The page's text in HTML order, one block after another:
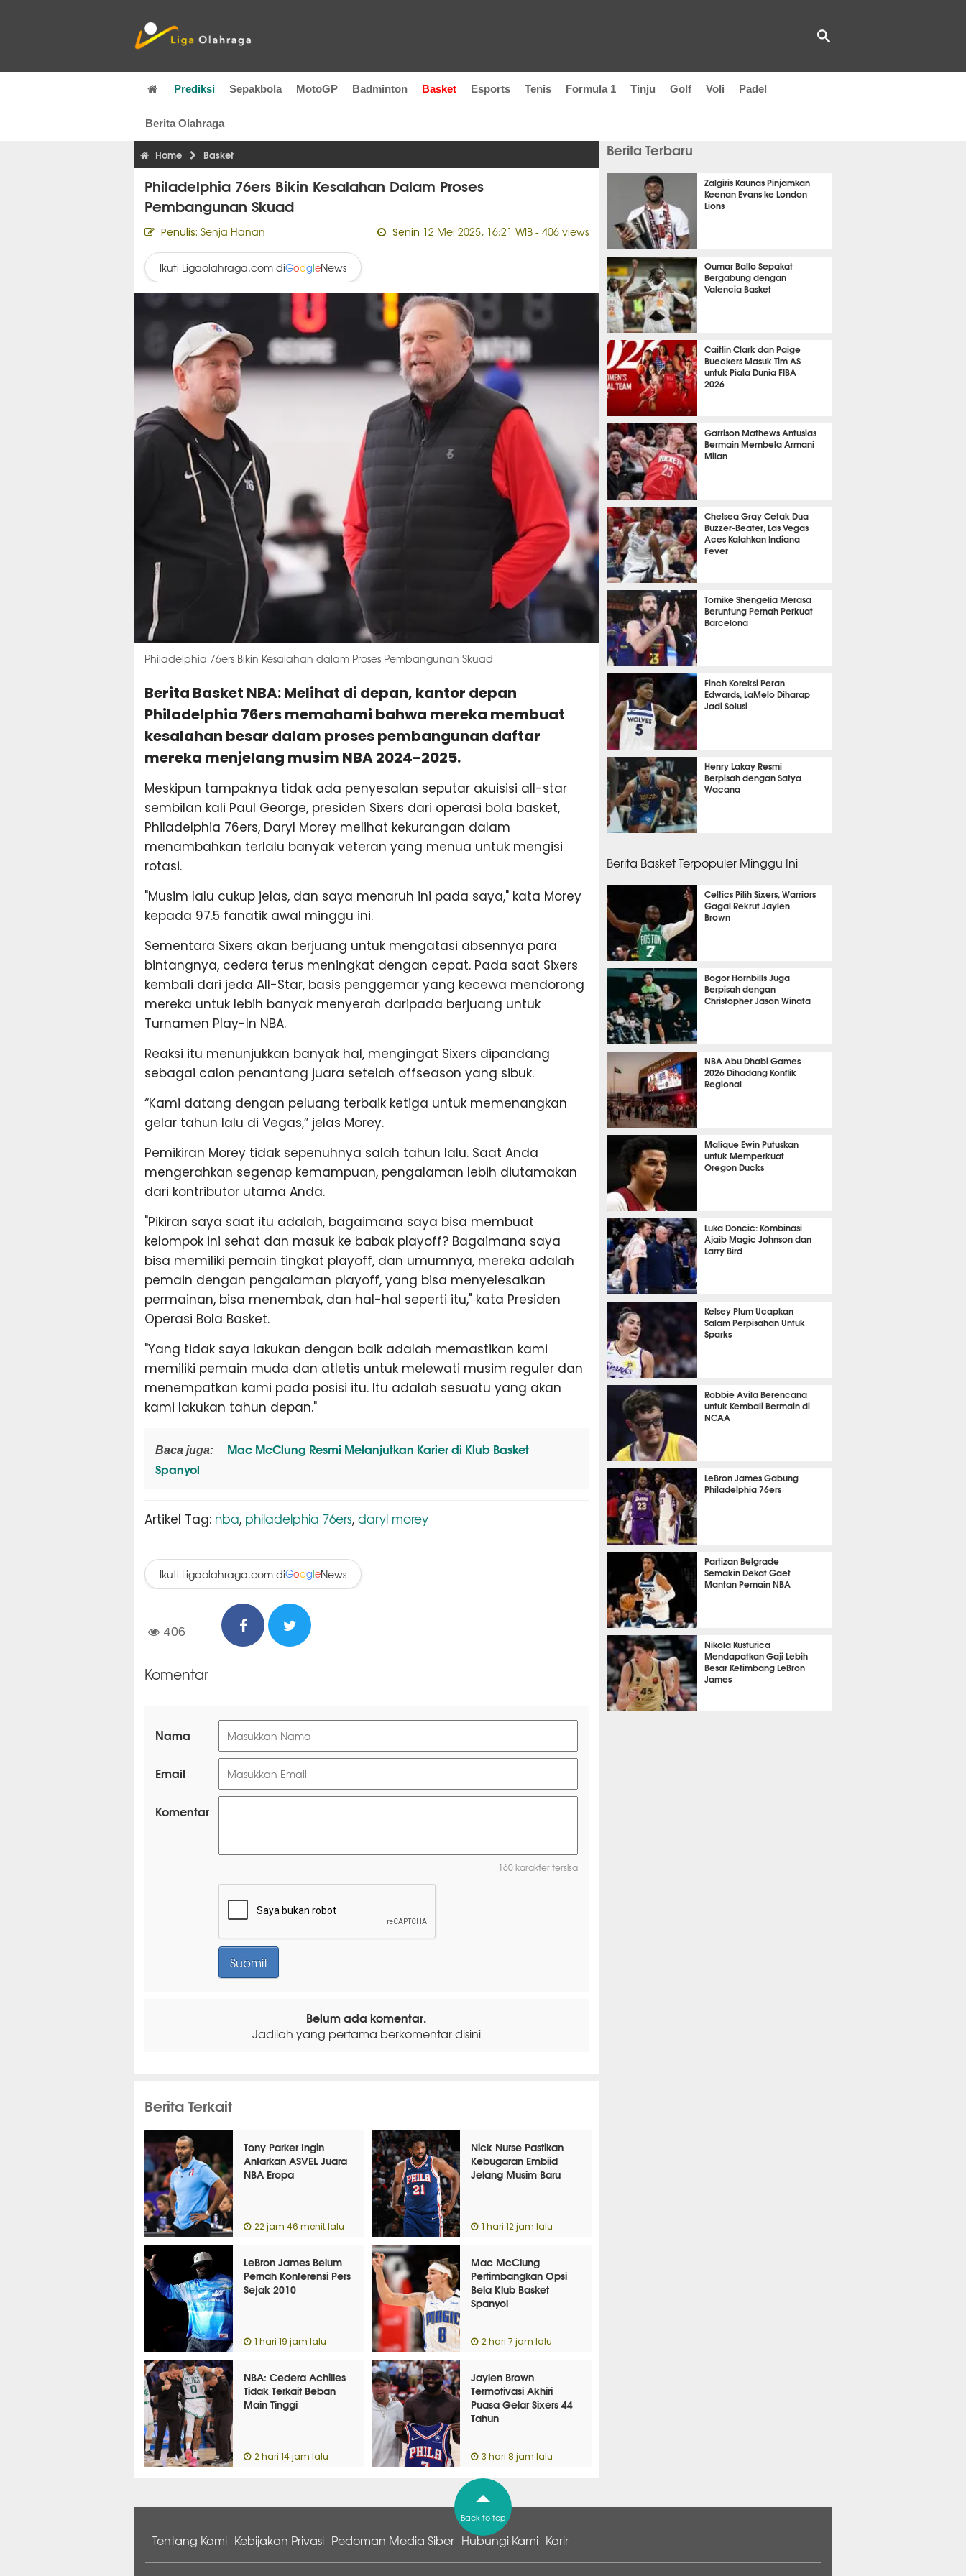
Prediksi Sepakbola MotoGP Badminton Basket Esports Tenis Formula 1 Tinju Golf Voli Padel
Berita Olahraga
Home Basket
Philadelphia 76ers Bikin Kesalahan Dalam Proses
Pembangunan Skuad
Penulis: Senja Hanan Senin 12 Mei 2025, 16:21 WIB- 406 views
Ikuti Ligaolahraga.com diGoogleNews
Philadelphia 76ers Bikin Kesalahan dalam Proses Pembangunan Skuad
Berita Basket NBA: Melihat di depan, kantor depan
Philadelphia 76ers memahami bahwa mereka membuat
kesalahan besar dalam proses pembangunan daftar
mereka menjelang musim NBA 2024-2025.
Meskipun tampaknya tidak ada penyesalan seputar akuisisi all-star
sembilan kali Paul George, presiden Sixers dari operasi bola basket,
Philadelphia 76ers, Daryl Morey melihat kekurangan dalam
menambahkan terlalu banyak veteran yang menua untuk mengisi
rotasi.
"Musim lalu cukup jelas, dan saya menaruh ini pada saya," kata Morey
kepada 97.5 fanatik awal minggu ini.
Sementara Sixers akan berjuang untuk mengatasi absennya para
bintangnya, cedera terus meningkat dengan cepat. Pada saat Sixers
kembali dari jeda All-Star, basis penggemar yang kecewa mendorong
mereka untuk lebih banyak menyerah daripada berjuang untuk
Turnamen Play-In NBA.
Reaksi itu menunjukkan banyak hal, mengingat Sixers dipandang
sebagai calon penantang juara setelah offseason yang sibuk.
“Kami datang dengan peluang terbaik ketiga untuk memenangkan
gelar tahun lalu di Vegas,” jelas Morey.
Pemikiran Morey tidak sepenuhnya salah tahun lalu. Saat Anda
mengerahkan segenap kemampuan, pengalaman lebih diutamakan
dari kontributor utama Anda.
"Pikiran saya saat itu adalah, bagaimana saya bisa membuat
kelompok ini sehat dan masuk ke babak playoff? Bagaimana saya
bisa memiliki pemain tingkat playoff, dan umumnya, mereka adalah
pemain dengan pengalaman playoff, yang bisa menyelesaikan
permainan, bisa menembak, dan hal-hal seperti itu," kata Presiden
Operasi Bola Basket.
"Yang tidak saya lakukan dengan baik adalah memastikan kami
memiliki pemain muda dan atletis untuk melewati musim reguler dan
menempatkan kami pada posisi itu. Itu adalah sesuatu yang akan
kami lakukan tahun depan."
Baca juga:
Mac McClung Resmi Melanjutkan Karier di Klub Basket
Spanyol
Artikel Tag: nba, philadelphia 76ers, daryl morey
Ikuti Ligaolahraga.com diGoogleNews
406
Komentar
Nama
Email
Komentar
160 karakter tersisa
Belum ada komentar.
Jadilah yang pertama berkomentar disini
Berita Terkait
Tony Parker Ingin
Antarkan ASVEL Juara
NBA Eropa
22 jam 46 menit lalu
Nick Nurse Pastikan
Kebugaran Embiid
Jelang Musim Baru
1 hari 12 jam lalu
LeBron James Belum
Pernah Konferensi Pers
Sejak 2010
1 hari 19 jam lalu
Mac McClung
Pertimbangkan Opsi
Bela Klub Basket
Spanyol
2 hari 7 jam lalu
NBA: Cedera Achilles
Tidak Terkait Beban
Main Tinggi
2 hari 14 jam lalu
Jaylen Brown
Termotivasi Akhiri
Puasa Gelar Sixers 44
Tahun
3 hari 8 jam lalu
Berita Terbaru
Zalgiris Kaunas Pinjamkan
Keenan Evans ke London
Lions
7 jam 9 menit lalu
Oumar Ballo Sepakat
Bergabung dengan
Valencia Basket
8 jam 8 menit lalu
Caitlin Clark dan Paige
Bueckers Masuk Tim AS
untuk Piala Dunia FIBA
2026
8 jam 31 menit lalu
Garrison Mathews Antusias
Bermain Membela Armani
Milan
8 jam 44 menit lalu
Chelsea Gray Cetak Dua
Buzzer-Beater, Las Vegas
Aces Kalahkan Indiana
Fever
8 jam 52 menit lalu
Tornike Shengelia Merasa
Beruntung Pernah Perkuat
Barcelona
9 jam 10 menit lalu
Finch Koreksi Peran
Edwards, LaMelo Diharap
Jadi Solusi
13 jam 4 menit lalu
Henry Lakay Resmi
Berpisah dengan Satya
Wacana
Berita Basket Terpopuler Minggu Ini
Celtics Pilih Sixers, Warriors
Gagal Rekrut Jaylen
Brown
BASKET
Bogor Hornbills Juga
Berpisah dengan
Christopher Jason Winata
BASKET
NBA Abu Dhabi Games
2026 Dihadang Konflik
Regional
BASKET
Malique Ewin Putuskan
untuk Memperkuat
Oregon Ducks
BASKET
Luka Doncic: Kombinasi
Ajaib Magic Johnson dan
Larry Bird
BASKET
Kelsey Plum Ucapkan
Salam Perpisahan Untuk
Sparks
BASKET
Robbie Avila Berencana
untuk Kembali Bermain di
NCAA
BASKET
LeBron James Gabung
Philadelphia 76ers
BASKET
Partizan Belgrade
Semakin Dekat Gaet
Mantan Pemain NBA
BASKET
Nikola Kusturica
Mendapatkan Gaji Lebih
Besar Ketimbang LeBron
James
Back to top
Tentang Kami Kebijakan Privasi Pedoman Media Siber Hubungi Kami Karir